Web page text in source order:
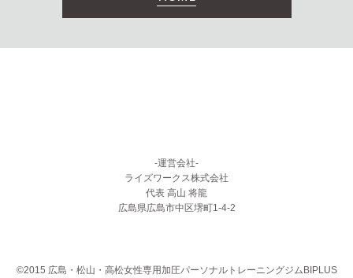
-運営会社-
ライズワークス株式会社
代表 高山 将龍
広島県広島市中区堺町1-4-2
©2015 広島・松山・高松女性専用加圧パーソナルトレーニングジムBIPLUS